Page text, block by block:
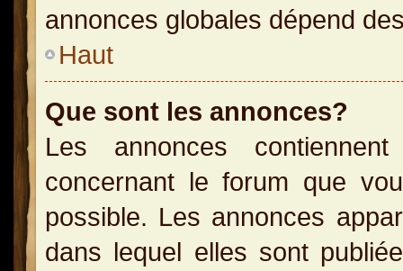
annonces globales dépend
Haut
Que sont les annonces?
Les annonces
concernant le forum que
possible. Les annonces
dans lequel elles sont